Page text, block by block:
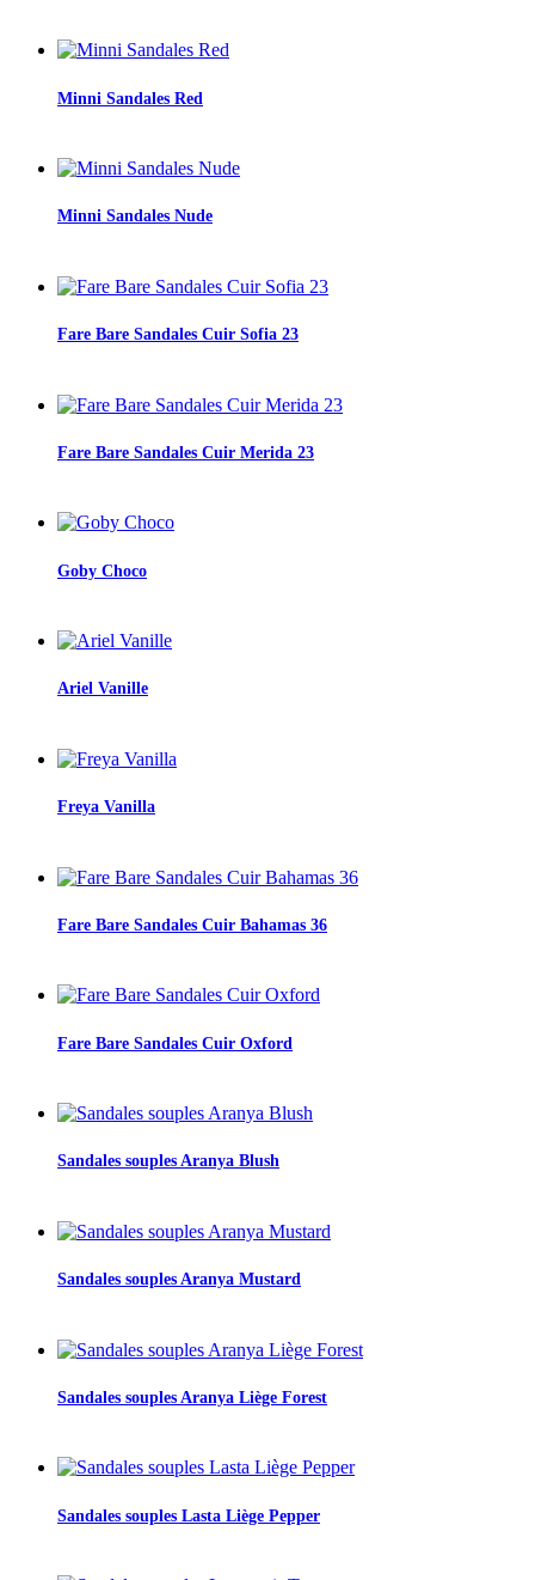
Minni Sandales Red
Minni Sandales Nude
Fare Bare Sandales Cuir Sofia 23
Fare Bare Sandales Cuir Merida 23
Goby Choco
Ariel Vanille
Freya Vanilla
Fare Bare Sandales Cuir Bahamas 36
Fare Bare Sandales Cuir Oxford
Sandales souples Aranya Blush
Sandales souples Aranya Mustard
Sandales souples Aranya Liège Forest
Sandales souples Lasta Liège Pepper